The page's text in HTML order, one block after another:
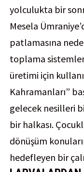
yolculukta bir
Mesela
patlamasına
toplama
üretimi için
Kahramanları”
gelecek nesilleri
bir halkası.
dönüşüm
hedefleyen bir